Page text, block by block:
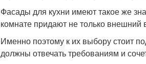
Фасады для кухни имеют такое же
комнате придают не только внешний
Именно поэтому к их выбору стоит
должны отвечать требованиям и